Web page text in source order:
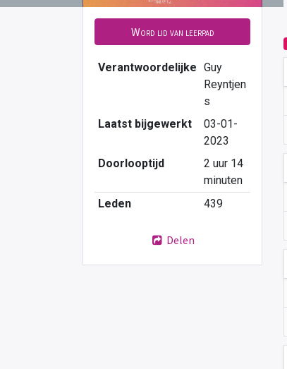
Word lid van leerpad
Verantwoordelijke Guy
Reyntjen
s
Laatst bijgewerkt
03-01-
2023
Doorlooptijd
2 uur 14
minuten
Leden
439
Delen